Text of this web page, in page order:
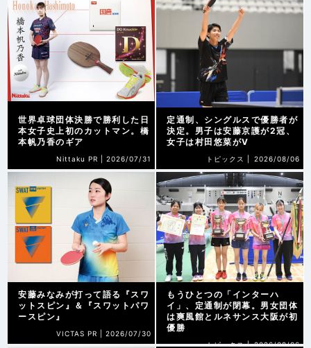
WTT横浜2026 | 2026/08/07
世界卓球団体決勝で勝利した日
本女子史上初のカットマン。橋
本帆乃香のギア
Nittaku PR | 2026/07/31
定通制、シングルスで優勝者が
決定。男子は安藤京護が2冠、
女子は村田悠菜がV
トピックス | 2026/08/06
安藤みなみが打って語る『スワ
ットスピン』＆『スワットパワ
ースピン』
VICTAS PR | 2026/07/30
もうひとつの「インターハ
イ」、定通制が閉幕。男女団体
は爽風館とルネサンス大阪が初
優勝
トピックス | 2026/08/06